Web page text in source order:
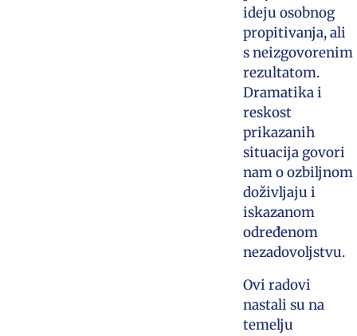
ideju osobnog
propitivanja, ali
s neizgovorenim
rezultatom.
Dramatika i
reskost
prikazanih
situacija govori
nam o ozbiljnom
doživljaju i
iskazanom
određenom
nezadovoljstvu.
Ovi radovi
nastali su na
temelju